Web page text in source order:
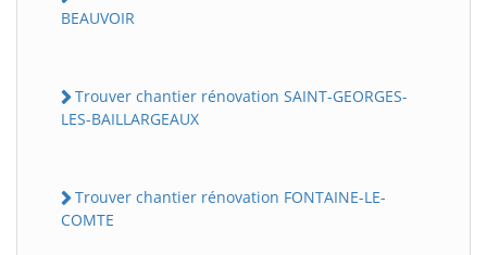
BEAUVOIR
Trouver chantier rénovation SAINT-GEORGES-
LES-BAILLARGEAUX
Trouver chantier rénovation FONTAINE-LE-
COMTE